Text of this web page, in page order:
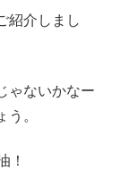
紹介しまし
ゃないかなー
。
！